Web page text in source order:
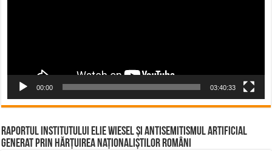
00:00 03:40:33
Raportul Institutului Elie Wiesel și Antisemitismul Artificial
Generat prin Hărțuirea Naționaliștilor Români